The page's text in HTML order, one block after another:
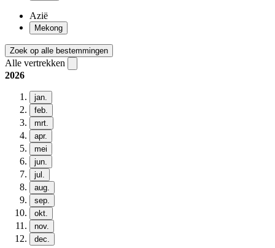
Azië
Mekong
Zoek op alle bestemmingen
Alle vertrekken
2026
jan.
feb.
mrt.
apr.
mei
jun.
jul.
aug.
sep.
okt.
nov.
dec.